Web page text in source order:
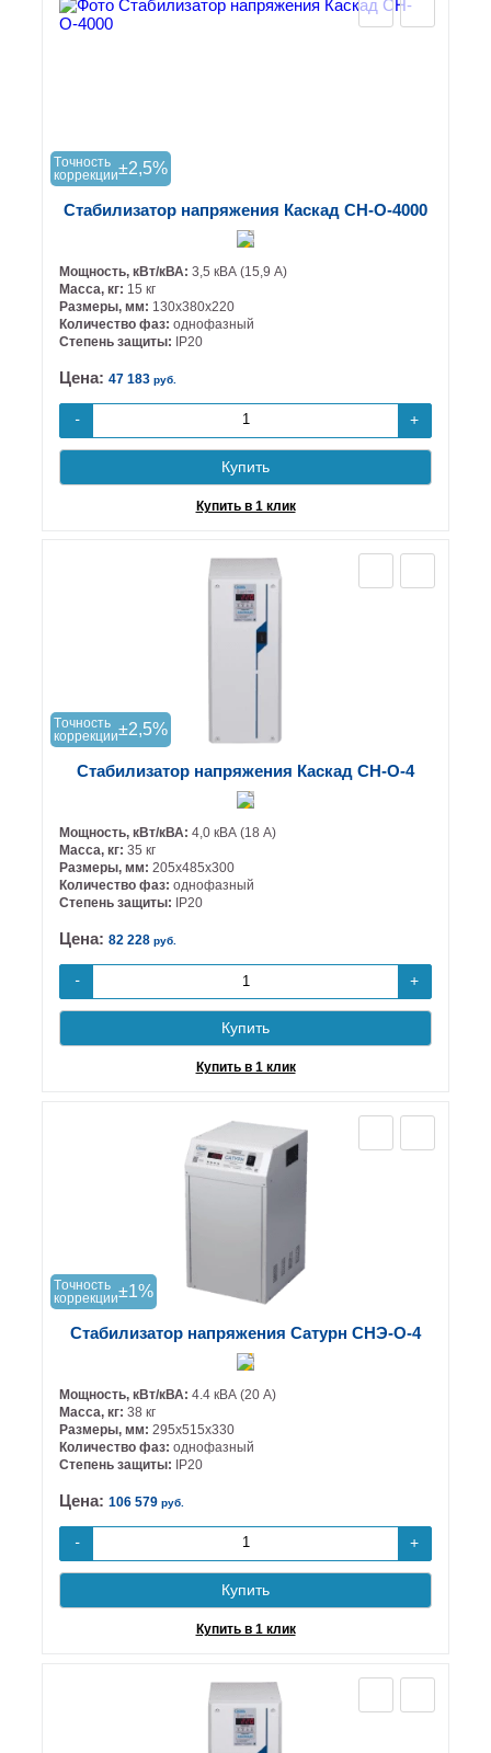
Tочность
коррекции±2,5%
Стабилизатор напряжения Каскад СН-О-4000
Мощность, кВт/кВА: 3,5 кВА (15,9 А)
Масса, кг: 15 кг
Размеры, мм: 130х380х220
Количество фаз: однофазный
Степень защиты: IP20
Цена: 47 183 руб.
- +
Купить
Купить в 1 клик
Tочность
коррекции±2,5%
Стабилизатор напряжения Каскад СН-О-4
Мощность, кВт/кВА: 4,0 кВА (18 А)
Масса, кг: 35 кг
Размеры, мм: 205х485х300
Количество фаз: однофазный
Степень защиты:
IP20
Цена: 82 228 руб.
- +
Купить
Купить в 1 клик
Tочность
коррекции±1%
Стабилизатор напряжения Сатурн СНЭ-О-4
Мощность, кВт/кВА: 4.4 кВА (20 А)
Масса, кг: 38 кг
Размеры, мм: 295х515х330
Количество фаз: однофазный
Степень защиты:
IP20
Цена: 106 579 руб.
- +
Купить
Купить в 1 клик